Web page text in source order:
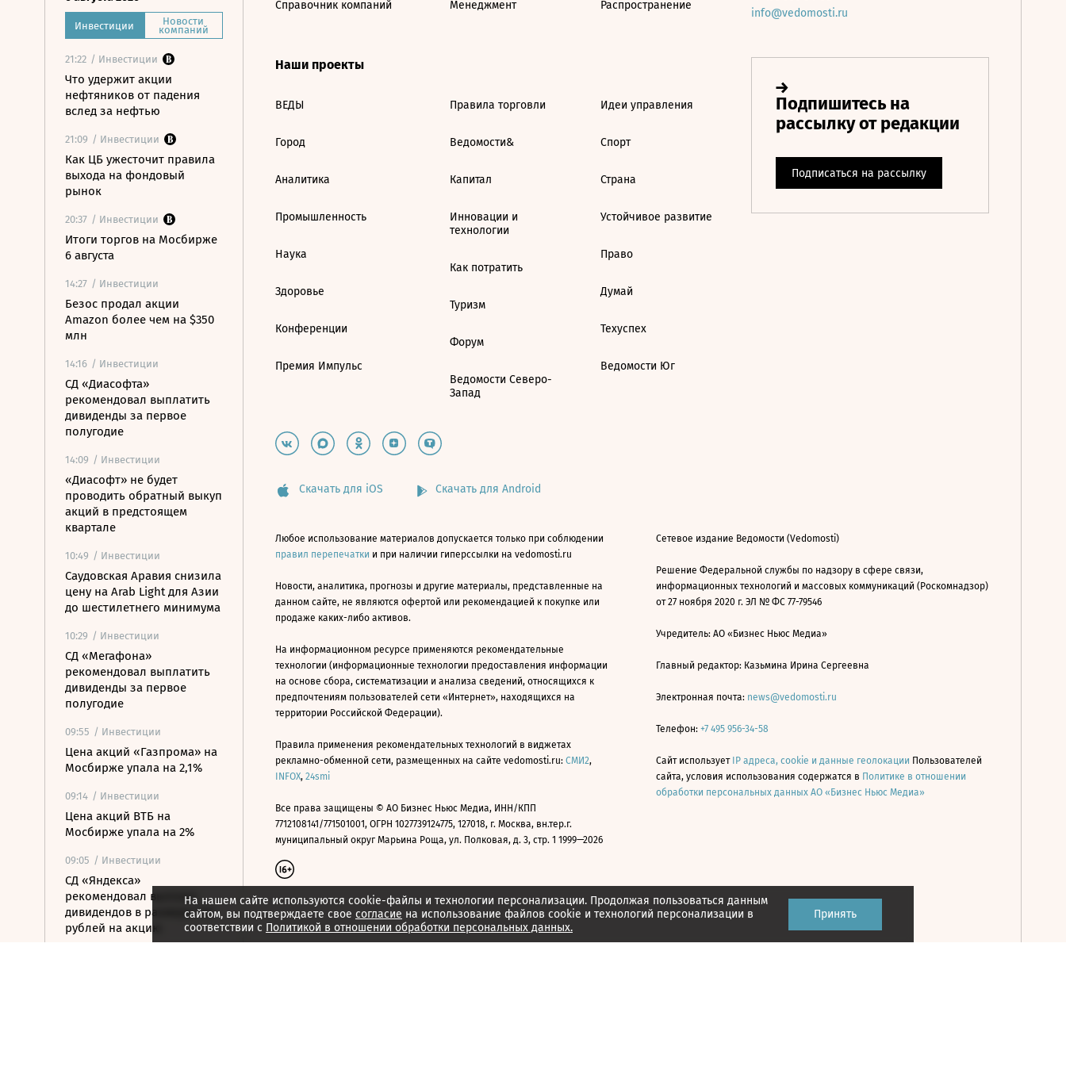
Инвестиции Новости
компаний
21:22 / Инвестиции
Что удержит акции
нефтяников от падения
вслед за нефтью
21:09 / Инвестиции
Как ЦБ ужесточит правила
выхода на фондовый
рынок
20:37 / Инвестиции
Итоги торгов на Мосбирже
6 августа
14:27 / Инвестиции
Безос продал акции
Amazon более чем на $350
млн
14:16 / Инвестиции
СД «Диасофта»
рекомендовал выплатить
дивиденды за первое
полугодие
14:09 / Инвестиции
«Диасофт» не будет
проводить обратный выкуп
акций в предстоящем
квартале
10:49 / Инвестиции
Саудовская Аравия снизила
цену на Arab Light для Азии
до шестилетнего минимума
10:29 / Инвестиции
СД «Мегафона»
рекомендовал выплатить
дивиденды за первое
полугодие
09:55 / Инвестиции
Цена акций «Газпрома» на
Мосбирже упала на 2,1%
09:14 / Инвестиции
Цена акций ВТБ на
Мосбирже упала на 2%
09:05 / Инвестиции
СД «Яндекса»
рекомендовал выплату
дивидендов в размере 110
рублей на акцию
На нашем сайте используются cookie-файлы и технологии персонализации. Продолжая пользоваться данным
сайтом, вы подтверждаете свое согласие на использование файлов cookie и технологий персонализации в
соответствии с Политикой в отношении обработки персональных данных.
Принять
Справочник компаний Менеджмент Распространение
Наши проекты
ВЕДЫ
Город
Аналитика
Промышленность
Наука
Здоровье
Конференции
Премия Импульс
Правила торговли
Ведомости&
Капитал
Инновации и
технологии
Как потратить
Туризм
Форум
Ведомости Северо-
Запад
Идеи управления
Спорт
Страна
Устойчивое развитие
Право
Думай
Техуспех
Ведомости Юг
info@vedomosti.ru
Скачать для iOS Скачать для Android
Любое использование материалов допускается только при соблюдении
правил перепечатки и при наличии гиперссылки на vedomosti.ru
Новости, аналитика, прогнозы и другие материалы, представленные на
данном сайте, не являются офертой или рекомендацией к покупке или
продаже каких-либо активов.
На информационном ресурсе применяются рекомендательные
технологии (информационные технологии предоставления информации
на основе сбора, систематизации и анализа сведений, относящихся к
предпочтениям пользователей сети «Интернет», находящихся на
территории Российской Федерации).
Правила применения рекомендательных технологий в виджетах
рекламно-обменной сети, размещенных на сайте vedomosti.ru: СМИ2,
INFOX, 24smi
Все права защищены © АО Бизнес Ньюс Медиа, ИНН/КПП
7712108141/771501001, ОГРН 1027739124775, 127018, г. Москва, вн.тер.г.
муниципальный округ Марьина Роща, ул. Полковая, д. 3, стр. 1 1999—2026
Сетевое издание Ведомости (Vedomosti)
Решение Федеральной службы по надзору в сфере связи,
информационных технологий и массовых коммуникаций (Роскомнадзор)
от 27 ноября 2020 г. ЭЛ № ФС 77-79546
Учредитель: АО «Бизнес Ньюс Медиа»
Главный редактор: Казьмина Ирина Сергеевна
Электронная почта: news@vedomosti.ru
Телефон: +7 495 956-34-58
Сайт использует IP адреса, cookie и данные геолокации Пользователей
сайта, условия использования содержатся в Политике в отношении
обработки персональных данных АО «Бизнес Ньюс Медиа»